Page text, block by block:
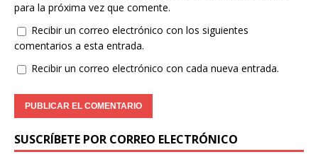
para la próxima vez que comente.
Recibir un correo electrónico con los siguientes
comentarios a esta entrada.
Recibir un correo electrónico con cada nueva entrada.
SUSCRÍBETE POR CORREO ELECTRÓNICO